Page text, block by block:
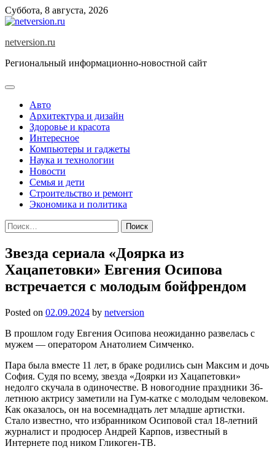
Skip
to
Суббота, 8 августа, 2026
netversion.ru
Региональный информационно-новостной сайт
Авто
Архитектура и дизайн
Здоровье и красота
Интересное
Компьютеры и гаджеты
Наука и технологии
Новости
Семья и дети
Строительство и ремонт
Экономика и политика
Найти:
Звезда сериала «Доярка из
Хацапетовки» Евгения Осипова
встречается с молодым бойфрендом
Posted on 02.09.2024 by netversion
В прошлом году Евгения Осипова неожиданно развелась с
мужем — оператором Анатолием Симченко.
Пара была вместе 11 лет, в браке родились сын Максим и дочь
София. Судя по всему, звезда «Доярки из Хацапетовки»
недолго скучала в одиночестве. В новогодние праздники 36-
летнюю актрису заметили на Гум-катке с молодым человеком.
Как оказалось, он на восемнадцать лет младше артистки.
Стало известно, что избранником Осиповой стал 18-летний
журналист и продюсер Андрей Карпов, известный в
Интернете под ником Гликоген-ТВ.